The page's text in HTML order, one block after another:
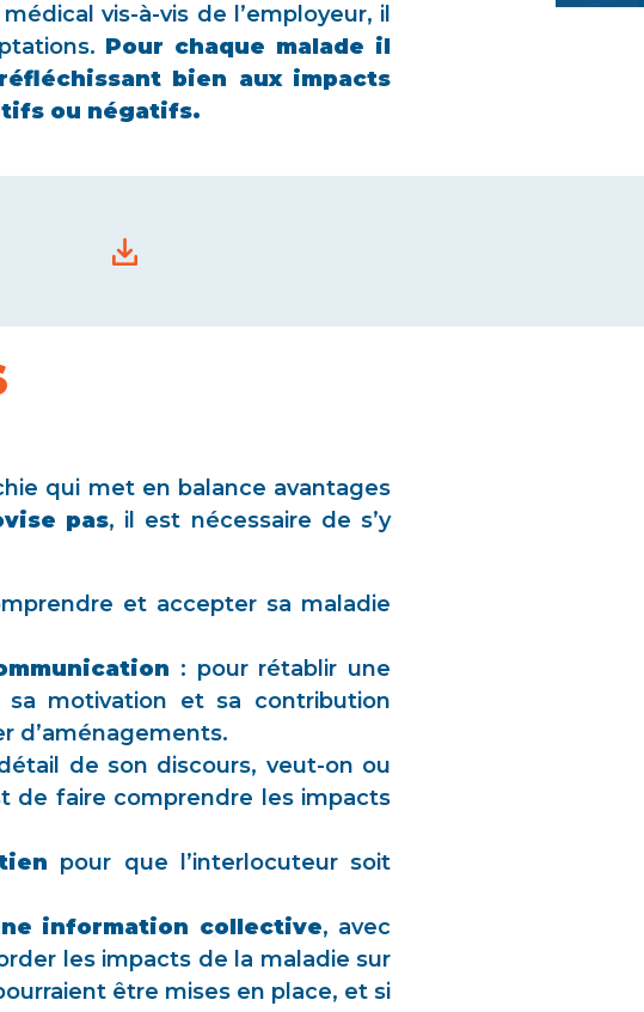
vis-à-vis de l’employeur, il
Pour chaque malade il
bien aux impacts
ou négatifs.
qui met en balance avantages
pas, il est nécessaire de s’y
et accepter sa maladie
: pour rétablir une
motivation et sa contribution
d’aménagements.
de son discours, veut-on ou
de faire comprendre les impacts
pour que l’interlocuteur soit
information collective, avec
les impacts de la maladie sur
être mises en place, et si